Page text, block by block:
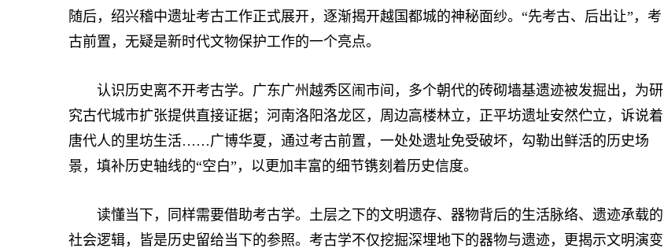
随后，绍兴稽中遗址考古工作正式展开，逐渐揭开越国都城的神秘面纱。“先考古、后出让”，考
古前置，无疑是新时代文物保护工作的一个亮点。
认识历史离不开考古学。广东广州越秀区闹市间，多个朝代的砖砌墙基遗迹被发掘出，为研
究古代城市扩张提供直接证据；河南洛阳洛龙区，周边高楼林立，正平坊遗址安然伫立，诉说着
唐代人的里坊生活……广博华夏，通过考古前置，一处处遗址免受破坏，勾勒出鲜活的历史场
景，填补历史轴线的“空白”，以更加丰富的细节镌刻着历史信度。
读懂当下，同样需要借助考古学。土层之下的文明遗存、器物背后的生活脉络、遗迹承载的
社会逻辑，皆是历史留给当下的参照。考古学不仅挖掘深埋地下的器物与遗迹，更揭示文明演变